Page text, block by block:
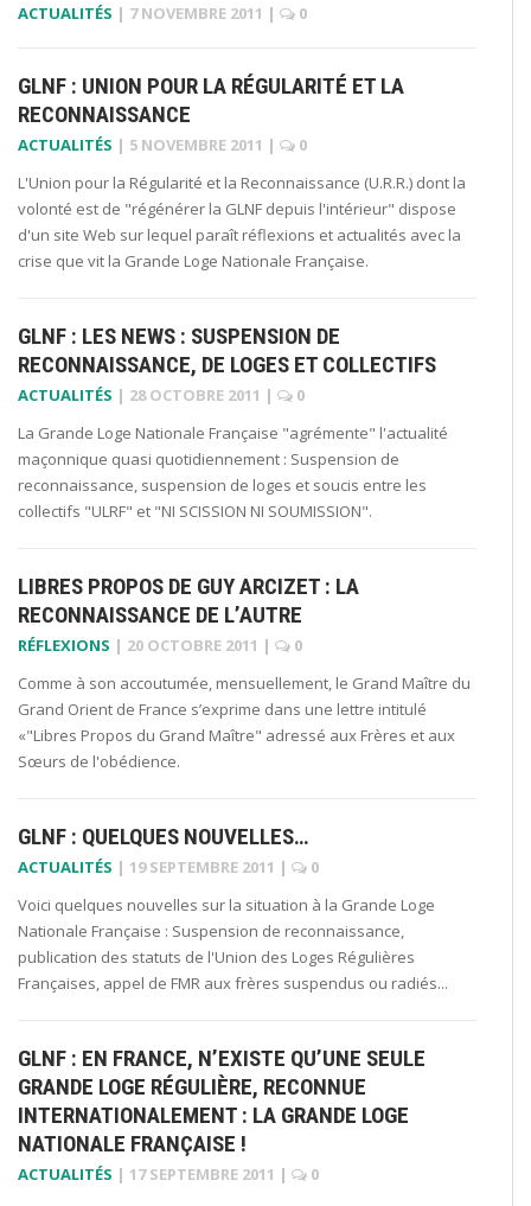
ACTUALITÉS | 7 NOVEMBRE 2011 | 0
GLNF : UNION POUR LA RÉGULARITÉ ET LA
RECONNAISSANCE
ACTUALITÉS | 5 NOVEMBRE 2011 |
0
L'Union pour la Régularité et la Reconnaissance (U.R.R.) dont la
volonté est de "régénérer la GLNF depuis l'intérieur" dispose
d'un site Web sur lequel paraît réflexions et actualités avec la
crise que vit la Grande Loge Nationale Française.
GLNF : LES NEWS : SUSPENSION DE
RECONNAISSANCE, DE LOGES ET COLLECTIFS
ACTUALITÉS | 28 OCTOBRE 2011 |
0
La Grande Loge Nationale Française "agrémente" l'actualité
maçonnique quasi quotidiennement : Suspension de
reconnaissance, suspension de loges et soucis entre les
collectifs "ULRF" et "NI SCISSION NI SOUMISSION".
LIBRES PROPOS DE GUY ARCIZET : LA
RECONNAISSANCE DE L’AUTRE
RÉFLEXIONS | 20 OCTOBRE 2011 |
0
Comme à son accoutumée, mensuellement, le Grand Maître du
Grand Orient de France s’exprime dans une lettre intitulé
«"Libres Propos du Grand Maître" adressé aux Frères et aux
Sœurs de l'obédience.
GLNF : QUELQUES NOUVELLES…
ACTUALITÉS | 19 SEPTEMBRE 2011 |
0
Voici quelques nouvelles sur la situation à la Grande Loge
Nationale Française : Suspension de reconnaissance,
publication des statuts de l'Union des Loges Régulières
Françaises, appel de FMR aux frères suspendus ou radiés...
GLNF : EN FRANCE, N’EXISTE QU’UNE SEULE
GRANDE LOGE RÉGULIÈRE, RECONNUE
INTERNATIONALEMENT : LA GRANDE LOGE
NATIONALE FRANÇAISE !
ACTUALITÉS | 17 SEPTEMBRE 2011 |
0